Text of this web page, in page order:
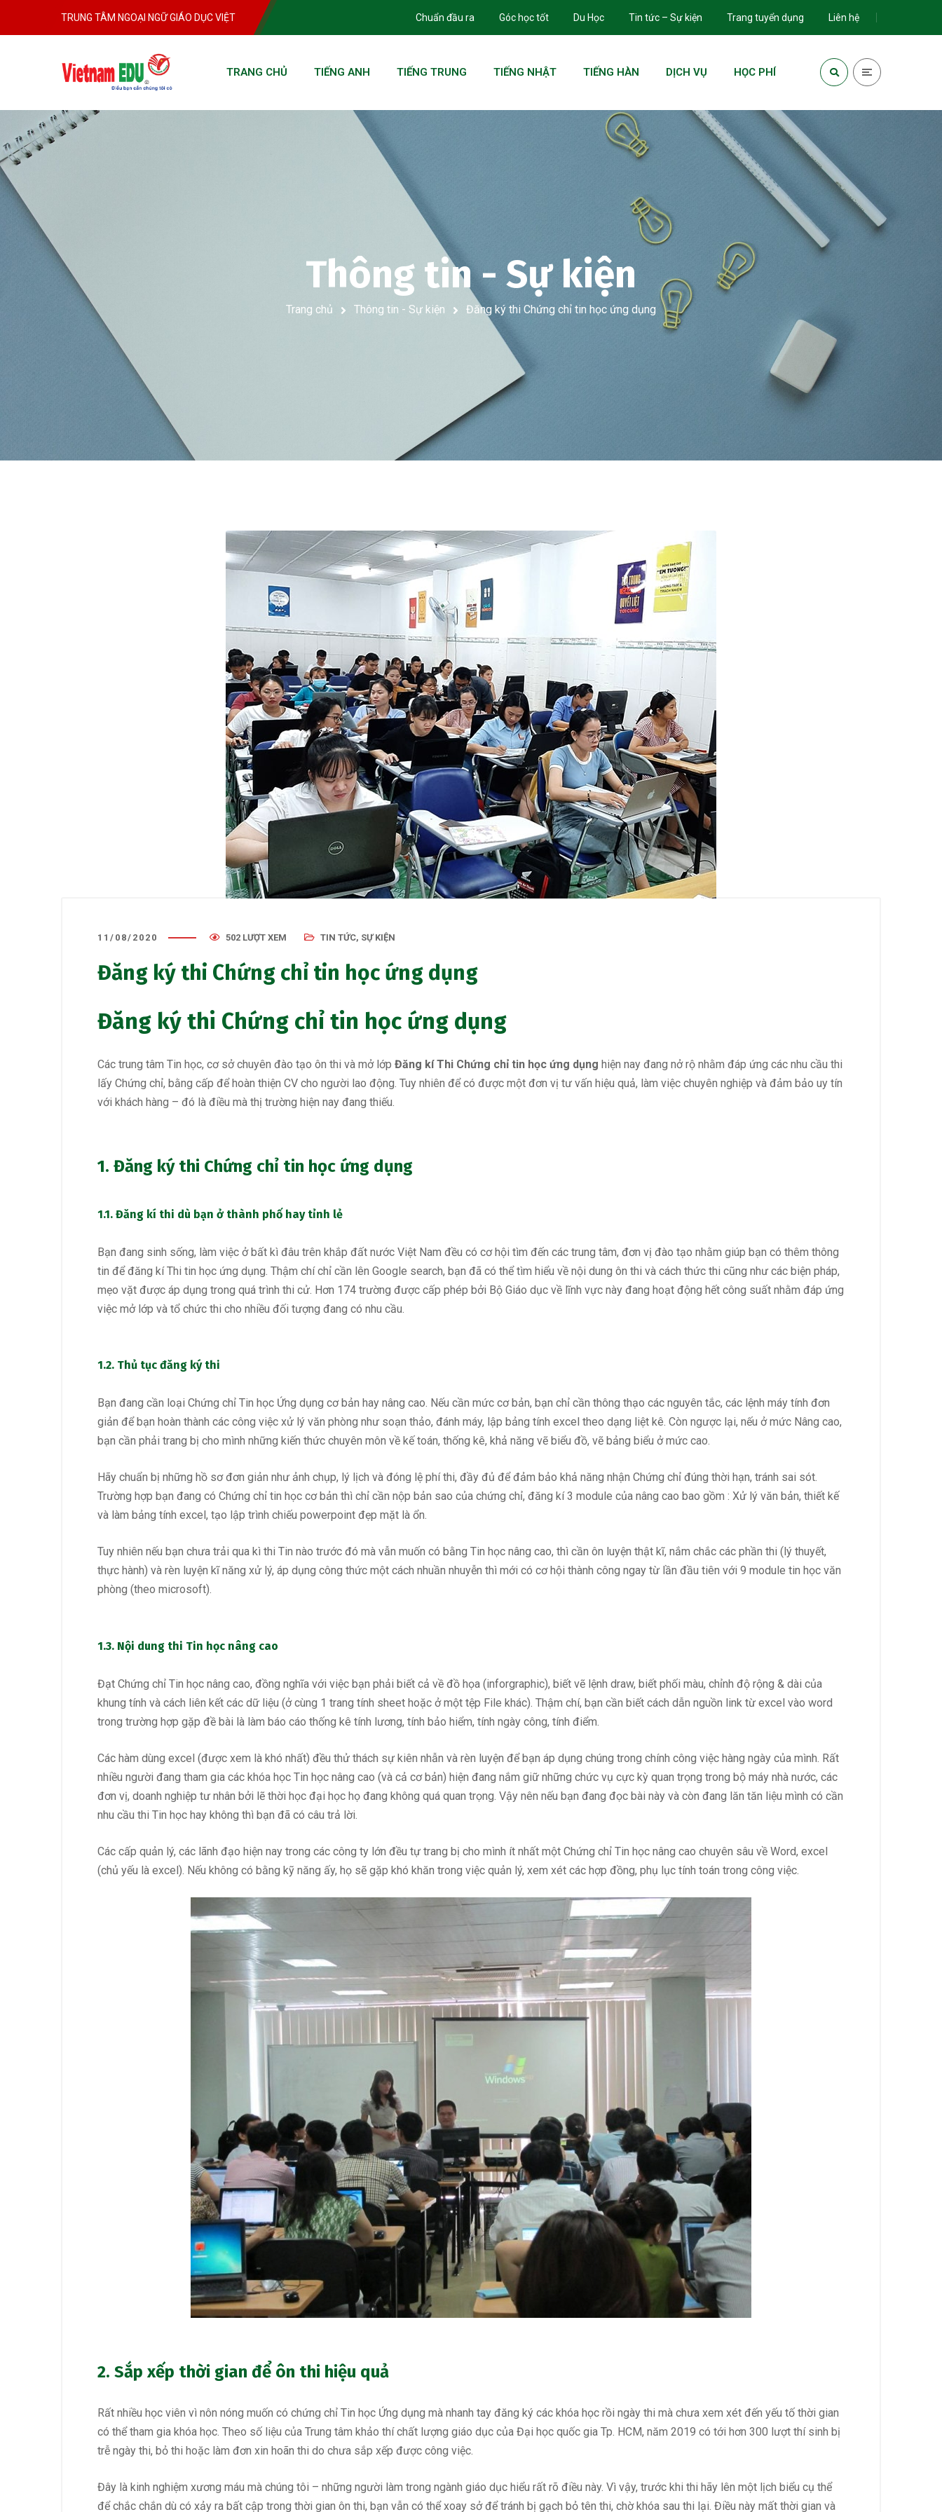
TRUNG TÂM NGOẠI NGỮ GIÁO DỤC VIỆT Chuẩn đầu ra Góc học tốt Du Học Tin tức – Sự kiện Trang tuyển dụng Liên hệ
TRANG CHỦ TIẾNG ANH TIẾNG TRUNG TIẾNG NHẬT TIẾNG HÀN DỊCH VỤ HỌC PHÍ
Thông tin - Sự kiện
Trang chủ Thông tin - Sự kiện Đăng ký thi Chứng chỉ tin học ứng dụng
11/08/2020 502 LƯỢT XEM TIN TỨC, SỰ KIỆN
Đăng ký thi Chứng chỉ tin học ứng dụng
Đăng ký thi Chứng chỉ tin học ứng dụng
Các trung tâm Tin học, cơ sở chuyên đào tạo ôn thi và mở lớp Đăng kí Thi Chứng chỉ tin học ứng dụng hiện nay đang nở rộ nhằm đáp ứng các nhu cầu thi
lấy Chứng chỉ, bằng cấp để hoàn thiện CV cho người lao động. Tuy nhiên để có được một đơn vị tư vấn hiệu quả, làm việc chuyên nghiệp và đảm bảo uy tín
với khách hàng – đó là điều mà thị trường hiện nay đang thiếu.
1. Đăng ký thi Chứng chỉ tin học ứng dụng
1.1. Đăng kí thi dù bạn ở thành phố hay tỉnh lẻ
Bạn đang sinh sống, làm việc ở bất kì đâu trên khắp đất nước Việt Nam đều có cơ hội tìm đến các trung tâm, đơn vị đào tạo nhằm giúp bạn có thêm thông
tin để đăng kí Thi tin học ứng dụng. Thậm chí chỉ cần lên Google search, bạn đã có thể tìm hiểu về nội dung ôn thi và cách thức thi cũng như các biện pháp,
mẹo vặt được áp dụng trong quá trình thi cử. Hơn 174 trường được cấp phép bởi Bộ Giáo dục về lĩnh vực này đang hoạt động hết công suất nhằm đáp ứng
việc mở lớp và tổ chức thi cho nhiều đối tượng đang có nhu cầu.
1.2. Thủ tục đăng ký thi
Bạn đang cần loại Chứng chỉ Tin học Ứng dụng cơ bản hay nâng cao. Nếu cần mức cơ bản, bạn chỉ cần thông thạo các nguyên tắc, các lệnh máy tính đơn
giản để bạn hoàn thành các công việc xử lý văn phòng như soạn thảo, đánh máy, lập bảng tính excel theo dạng liệt kê. Còn ngược lại, nếu ở mức Nâng cao,
bạn cần phải trang bị cho mình những kiến thức chuyên môn về kế toán, thống kê, khả năng vẽ biểu đồ, vẽ bảng biểu ở mức cao.
Hãy chuẩn bị những hồ sơ đơn giản như ảnh chụp, lý lịch và đóng lệ phí thi, đầy đủ để đảm bảo khả năng nhận Chứng chỉ đúng thời hạn, tránh sai sót.
Trường hợp bạn đang có Chứng chỉ tin học cơ bản thì chỉ cần nộp bản sao của chứng chỉ, đăng kí 3 module của nâng cao bao gồm : Xử lý văn bản, thiết kế
và làm bảng tính excel, tạo lập trình chiếu powerpoint đẹp mặt là ổn.
Tuy nhiên nếu bạn chưa trải qua kì thi Tin nào trước đó mà vẫn muốn có bằng Tin học nâng cao, thì cần ôn luyện thật kĩ, nắm chắc các phần thi (lý thuyết,
thực hành) và rèn luyện kĩ năng xử lý, áp dụng công thức một cách nhuần nhuyễn thì mới có cơ hội thành công ngay từ lần đầu tiên với 9 module tin học văn
phòng (theo microsoft).
1.3. Nội dung thi Tin học nâng cao
Đạt Chứng chỉ Tin học nâng cao, đồng nghĩa với việc bạn phải biết cả về đồ họa (inforgraphic), biết vẽ lệnh draw, biết phối màu, chỉnh độ rộng & dài của
khung tính và cách liên kết các dữ liệu (ở cùng 1 trang tính sheet hoặc ở một tệp File khác). Thậm chí, bạn cần biết cách dẫn nguồn link từ excel vào word
trong trường hợp gặp đề bài là làm báo cáo thống kê tính lương, tính bảo hiểm, tính ngày công, tính điểm.
Các hàm dùng excel (được xem là khó nhất) đều thử thách sự kiên nhẫn và rèn luyện để bạn áp dụng chúng trong chính công việc hàng ngày của mình. Rất
nhiều người đang tham gia các khóa học Tin học nâng cao (và cả cơ bản) hiện đang nắm giữ những chức vụ cực kỳ quan trọng trong bộ máy nhà nước, các
đơn vị, doanh nghiệp tư nhân bởi lẽ thời học đại học họ đang không quá quan trọng. Vậy nên nếu bạn đang đọc bài này và còn đang lăn tăn liệu mình có cần
nhu cầu thi Tin học hay không thì bạn đã có câu trả lời.
Các cấp quản lý, các lãnh đạo hiện nay trong các công ty lớn đều tự trang bị cho mình ít nhất một Chứng chỉ Tin học nâng cao chuyên sâu về Word, excel
(chủ yếu là excel). Nếu không có bằng kỹ năng ấy, họ sẽ gặp khó khăn trong việc quản lý, xem xét các hợp đồng, phụ lục tính toán trong công việc.
2. Sắp xếp thời gian để ôn thi hiệu quả
Rất nhiều học viên vì nôn nóng muốn có chứng chỉ Tin học Ứng dụng mà nhanh tay đăng ký các khóa học rồi ngày thi mà chưa xem xét đến yếu tố thời gian
có thể tham gia khóa học. Theo số liệu của Trung tâm khảo thí chất lượng giáo dục của Đại học quốc gia Tp. HCM, năm 2019 có tới hơn 300 lượt thí sinh bị
trễ ngày thi, bỏ thi hoặc làm đơn xin hoãn thi do chưa sắp xếp được công việc.
Đây là kinh nghiệm xương máu mà chúng tôi – những người làm trong ngành giáo dục hiểu rất rõ điều này. Vì vậy, trước khi thi hãy lên một lịch biểu cụ thể
để chắc chắn dù có xảy ra bất cập trong thời gian ôn thi, bạn vẫn có thể xoay sở để tránh bị gạch bỏ tên thi, chờ khóa sau thi lại. Điều này mất thời gian và